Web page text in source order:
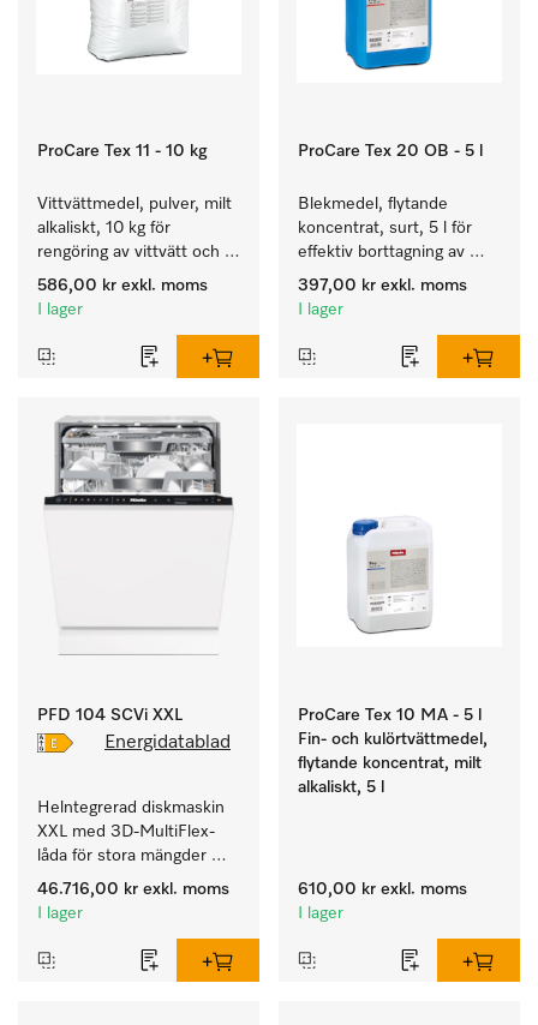
ProCare Tex 11 - 10 kg
Vittvättmedel, pulver, milt
alkaliskt, 10 kg för
rengöring av vittvätt och
färgäkta kulörtvätt.
586,00 kr exkl. moms
I lager
ProCare Tex 20 OB - 5 l
Blekmedel, flytande
koncentrat, surt, 5 l för
effektiv borttagning av
envisa fläckar.
397,00 kr exkl. moms
I lager
PFD 104 SCVi XXL
Energidatablad
Helntegrerad diskmaskin
XXL med 3D-MultiFlex-
låda för stora mängder
disk från hushåll,
företagskök, pentryn och
46.716,00 kr exkl. moms
I lager
ProCare Tex 10 MA - 5 l
Fin- och kulörtvättmedel,
flytande koncentrat, milt
alkaliskt, 5 l
610,00 kr exkl. moms
I lager